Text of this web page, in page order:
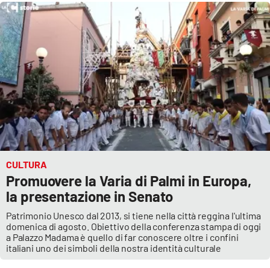
CULTURA
Promuovere la Varia di Palmi in Europa,
la presentazione in Senato
Patrimonio Unesco dal 2013, si tiene nella città reggina l'ultima
domenica di agosto. Obiettivo della conferenza stampa di oggi
a Palazzo Madama è quello di far conoscere oltre i confini
italiani uno dei simboli della nostra identità culturale